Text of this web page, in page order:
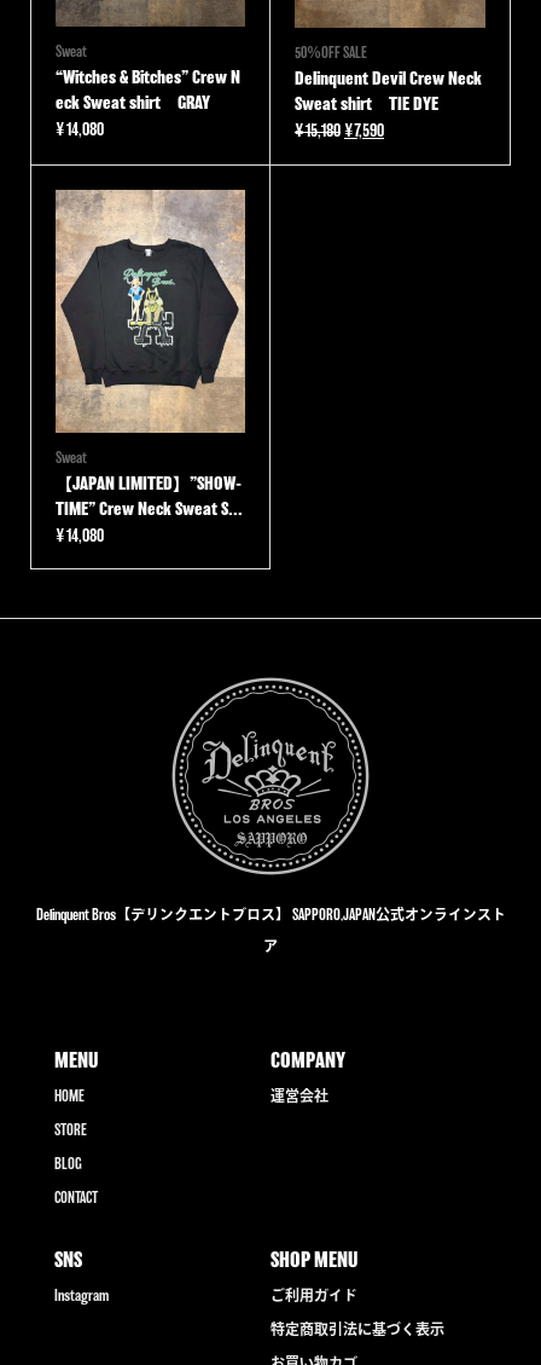
Sweat
“Witches & Bitches” Crew N
eck Sweat shirt GRAY
¥14,080
50％OFF SALE
Delinquent Devil Crew Neck
Sweat shirt TIE DYE
¥15,180元
¥7,590現
Sweat
【JAPAN LIMITED】”SHOW-
TIME” Crew Neck Sweat S...
¥14,080
Delinquent Bros【デリンクエントブロス】 SAPPORO,JAPAN公式オンラインスト
ア
MENU
HOME
STORE
BLOG
CONTACT
COMPANY
運営会社
SNS
Instagram
SHOP MENU
ご利用ガイド
特定商取引法に基づく表示